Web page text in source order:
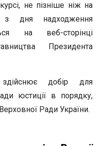
не пізніше ніж на
з дня надходження
на веб-сторінці
Президента
добір для
юстиції в порядку,
Ради України.